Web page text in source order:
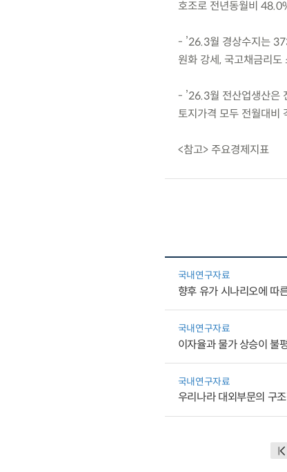
호조로 전년동월비
- ’26.3월 경상수지는
원화 강세, 국고채금리도
- ’26.3월 전산업생산은
토지가격 모두 전월대
<참고> 주요경제지표
국내연구자료
향후 유가 시나리오에 따
국내연구자료
이자율과 물가 상승이 불
국내연구자료
우리나라 대외부문의 구